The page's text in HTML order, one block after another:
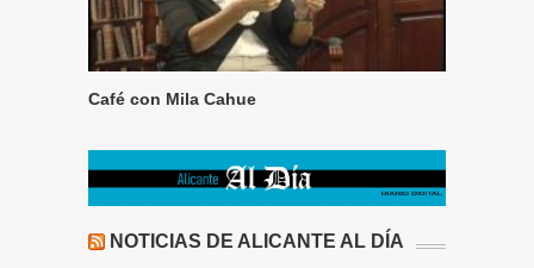
Café con Mila Cahue
NOTICIAS DE ALICANTE AL DÍA